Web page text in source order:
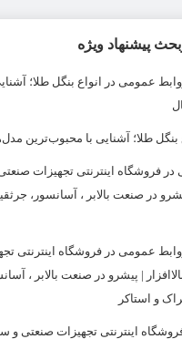
پیشنهاد ویژه
عمومی در
انواع بنگل طلا؛
بنگل طلا؛ آشنایی با محبوب‌ترین
در فروشگاه اینترنتی تجهیزات
در صنعت بالابر ، آسانسور،
عمومی در فروشگاه اینترنتی
| پیشرو در صنعت بالابر ،
و استاکر
اینترنتی تجهیزات صنعتی و